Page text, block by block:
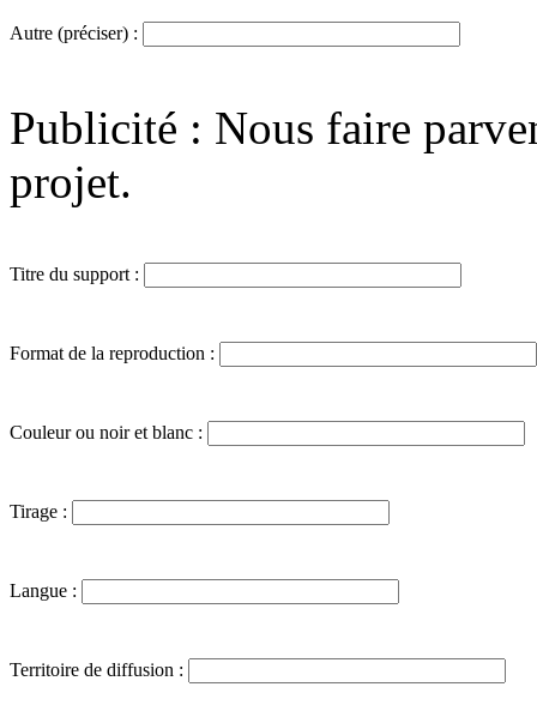
Autre (préciser) :
Publicité : Nous faire
projet.
Titre du support :
Format de la reproduction :
Couleur ou noir et blanc :
Tirage :
Langue :
Territoire de diffusion :